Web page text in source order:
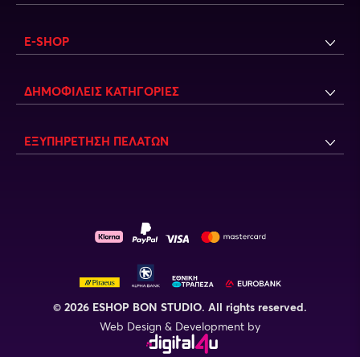
E-SHOP
ΔΗΜΟΦΙΛΕΙΣ ΚΑΤΗΓΟΡΙΕΣ
ΕΞΥΠΗΡΕΤΗΣΗ ΠΕΛΑΤΩΝ
© 2026 ESHOP BON STUDIO. All rights reserved.
Web Design & Development by